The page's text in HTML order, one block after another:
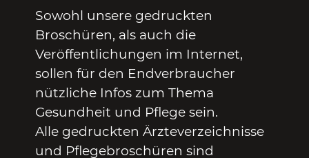
Sowohl unsere gedruckten
Broschüren, als auch die
Veröffentlichungen im Internet,
sollen für den Endverbraucher
nützliche Infos zum Thema
Gesundheit und Pflege sein.
Alle gedruckten Ärzteverzeichnisse
und Pflegebroschüren sind